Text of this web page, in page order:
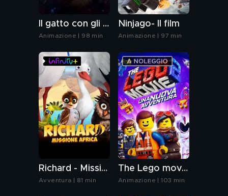
Il gatto con gli stivali 2: l'ultimo desiderio
Animazione | 98 min
Ninjago- Il film
Animazione | 97 min
Richard - Missione Africa
Avventura | 81 min
The Lego movie 2: una nuova avventura
Animazione | 103 min